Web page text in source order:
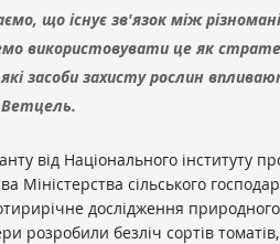
що існує зв'язок між
використовувати це як
засоби захисту рослин
від Національного інституту
Міністерства сільського
дослідження
розробили безліч сортів